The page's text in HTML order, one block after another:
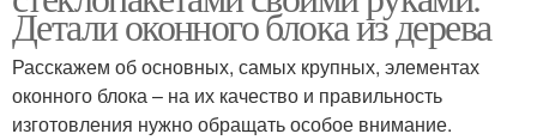
Детали оконного блока из дерева
Расскажем об основных, самых крупных, элементах
оконного блока – на их качество и правильность
изготовления нужно обращать особое внимание.